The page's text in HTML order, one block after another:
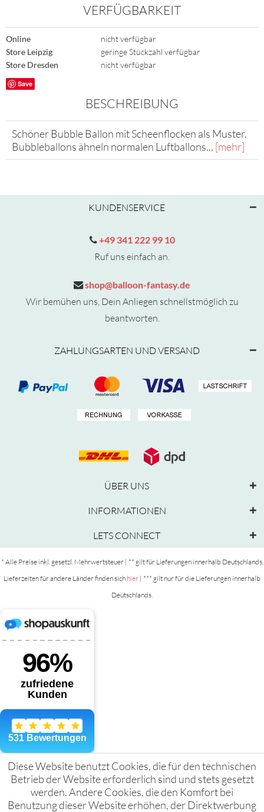
VERFÜGBARKEIT
Online
nicht verfügbar
Store Leipzig
geringe Stückzahl verfügbar
Store Dresden
nicht verfügbar
Save
BESCHREIBUNG
Schöner Bubble Ballon mit Scheenflocken als Muster.
Bubbleballons ähneln normalen Luftballons... [mehr]
KUNDENSERVICE
+49 341 222 99 10
Ruf uns einfach an.
shop@balloon-fantasy.de
Wir bemühen uns, Dein Anliegen schnellstmöglich zu
beantworten.
ZAHLUNGSARTEN UND VERSAND
ÜBER UNS
INFORMATIONEN
LETS CONNECT
* Alle Preise inkl. gesetzl. Mehrwertsteuer | ** gilt für Lieferungen innerhalb Deutschlands,
Lieferzeiten für andere Länder finden sich hier | *** gilt nur für die Lieferungen innerhalb
Deutschlands.
Diese Website benutzt Cookies, die für den technischen
Betrieb der Website erforderlich sind und stets gesetzt
werden. Andere Cookies, die den Komfort bei
Benutzung dieser Website erhöhen, der Direktwerbung